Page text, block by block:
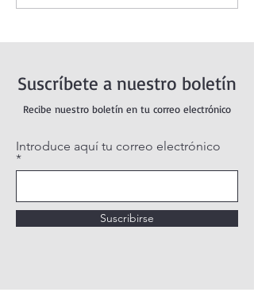
Misericordia.
Suscríbete a nuestro boletín
Recibe nuestro boletín en tu correo electrónico
Introduce aquí tu correo electrónico
Suscribirse